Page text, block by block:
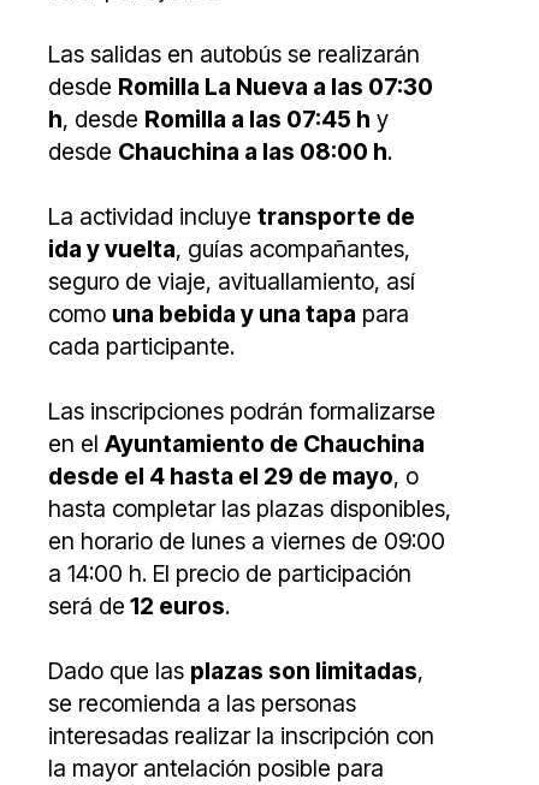
Las salidas en autobús se realizarán
desde Romilla La Nueva a las 07:30
h, desde Romilla a las 07:45 h y
desde Chauchina a las 08:00 h.
La actividad incluye transporte de
ida y vuelta, guías acompañantes,
seguro de viaje, avituallamiento, así
como una bebida y una tapa para
cada participante.
Las inscripciones podrán formalizarse
en el Ayuntamiento de Chauchina
desde el 4 hasta el 29 de mayo, o
hasta completar las plazas disponibles,
en horario de lunes a viernes de 09:00
a 14:00 h. El precio de participación
será de 12 euros.
Dado que las plazas son limitadas,
se recomienda a las personas
interesadas realizar la inscripción con
la mayor antelación posible para